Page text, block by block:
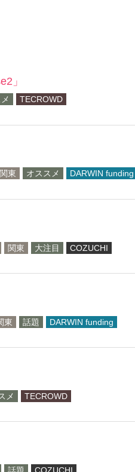
」
TECROWD
関東 オススメ DARWIN funding
関東 大注目 COZUCHI
東 話題 DARWIN funding
メ TECROWD